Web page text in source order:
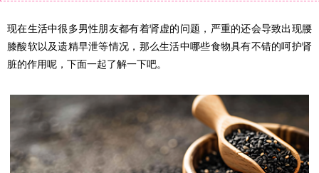
现在生活中很多男性朋友都有着肾虚的问题，严重的还会导致出现腰
膝酸软以及遗精早泄等情况，那么生活中哪些食物具有不错的呵护肾
脏的作用呢，下面一起了解一下吧。